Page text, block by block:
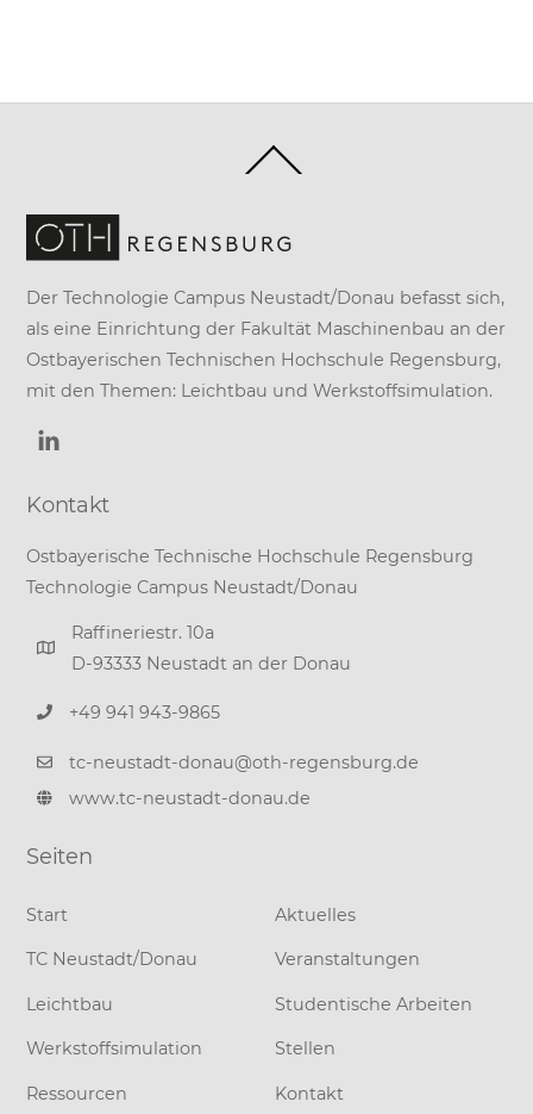
To
Der Technologie Campus Neustadt/Donau befasst sich,
als eine Einrichtung der Fakultät Maschinenbau an der
Ostbayerischen Technischen Hochschule Regensburg,
mit den Themen: Leichtbau und Werkstoffsimulation.
Kontakt
Ostbayerische Technische Hochschule Regensburg
Technologie Campus Neustadt/Donau
Raffineriestr. 10a
D-93333 Neustadt an der Donau
+49 941 943-9865
tc-neustadt-donau@oth-regensburg.de
www.tc-neustadt-donau.de
Seiten
Start
TC Neustadt/Donau
Leichtbau
Werkstoffsimulation
Ressourcen
Aktuelles
Veranstaltungen
Studentische Arbeiten
Stellen
Kontakt